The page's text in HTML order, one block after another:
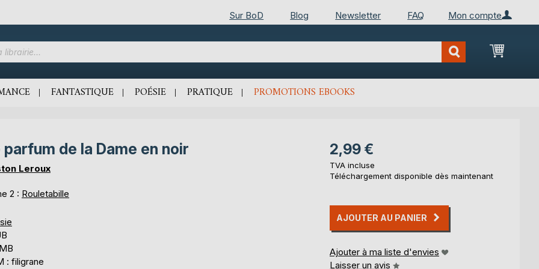
Mon compte
Sur BoD Blog Newsletter FAQ
Mon
FANTASTIQUE POÉSIE PRATIQUE PROMOTIONS EBOOKS
parfum de la Dame en noir
Leroux
2 : Rouletabille
: filigrane
2,99 €
TVA incluse
Téléchargement disponible dès maintenant
AJOUTER AU PANIER
Ajouter à ma liste d'envies
Laisser un avis